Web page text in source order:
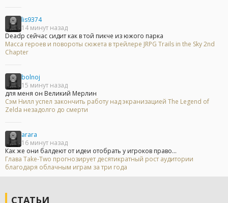
lis9374
14 минут назад
Deadp сейчас сидит как в той пикче из южого парка
Масса героев и повороты сюжета в трейлере JRPG Trails in the Sky 2nd
Chapter
bolnoj
15 минут назад
для меня он Великий Мерлин
Сэм Нилл успел закончить работу над экранизацией The Legend of
Zelda незадолго до смерти
arara
16 минут назад
Как же они балдеют от идеи отобрать у игроков право...
Глава Take-Two прогнозирует десятикратный рост аудитории
благодаря облачным играм за три года
СТАТЬИ